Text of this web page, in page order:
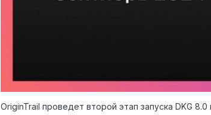
OriginTrail проведет второй этап запуска DKG